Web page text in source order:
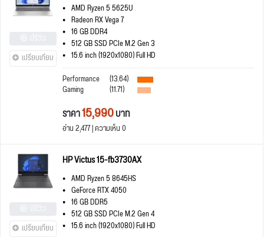
เปรียบเทียบ
AMD Ryzen 5 5625U
Radeon RX Vega 7
16 GB DDR4
512 GB SSD PCIe M.2 Gen 3
15.6 inch (1920x1080) Full HD
Performance
(13.64)
Gaming (11.71)
ราคา15,990บาท
อ่าน 2,477 | ความเห็น 0
เปรียบเทียบ
HP Victus 15-fb3730AX
AMD Ryzen 5 8645HS
GeForce RTX 4050
16 GB DDR5
512 GB SSD PCIe M.2 Gen 4
15.6 inch (1920x1080) Full HD